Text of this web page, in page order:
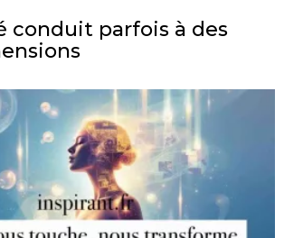
conduit parfois à des